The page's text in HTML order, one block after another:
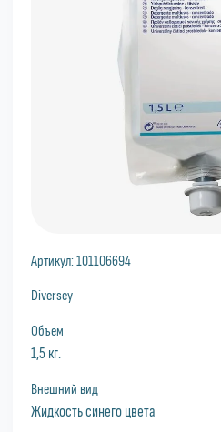
Артикул:101106694
Diversey
Объем
1,5 кг.
Внешний вид
Жидкость синего цвета